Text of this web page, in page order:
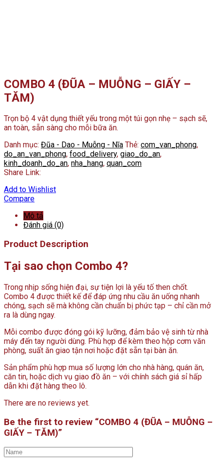
COMBO 4 (ĐŨA – MUỖNG – GIẤY –
TĂM)
Trọn bộ 4 vật dụng thiết yếu trong một túi gọn nhẹ – sạch sẽ,
an toàn, sẵn sàng cho mỗi bữa ăn.
Danh mục: Đũa - Dao - Muỗng - Nĩa Thẻ: com_van_phong,
do_an_van_phong, food_delivery, giao_do_an,
kinh_doanh_do_an, nha_hang, quan_com
Share Link:
Add to Wishlist
Compare
Mô tả
Đánh giá (0)
Product Description
Tại sao chọn Combo 4?
Trong nhịp sống hiện đại, sự tiện lợi là yếu tố then chốt.
Combo 4 được thiết kế để đáp ứng nhu cầu ăn uống nhanh
chóng, sạch sẽ mà không cần chuẩn bị phức tạp – chỉ cần mở
ra là dùng ngay.
Mỗi combo được đóng gói kỹ lưỡng, đảm bảo vệ sinh từ nhà
máy đến tay người dùng. Phù hợp để kèm theo hộp cơm văn
phòng, suất ăn giao tận nơi hoặc đặt sẵn tại bàn ăn.
Sản phẩm phù hợp mua số lượng lớn cho nhà hàng, quán ăn,
căn tin, hoặc dịch vụ giao đồ ăn – với chính sách giá sỉ hấp
dẫn khi đặt hàng theo lô.
There are no reviews yet.
Be the first to review “COMBO 4 (ĐŨA – MUỖNG –
GIẤY – TĂM)”